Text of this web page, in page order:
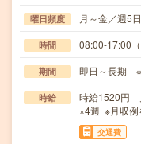
曜日頻度 月～金／週5日
時間 08:00-17:00
期間 即日～長期
時給
時給1520円
×4週 ※月収例
交通費